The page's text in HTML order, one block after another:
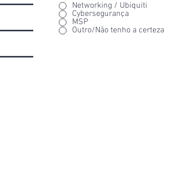
Networking / Ubiquiti
Cybersegurança
MSP
Outro/Não tenho a certeza